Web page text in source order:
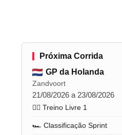
Próxima Corrida
GP da Holanda
Zandvoort
21/08/2026 a 23/08/2026
🏋️‍♂️ Treino Livre 1
🏎️ Classificação Sprint